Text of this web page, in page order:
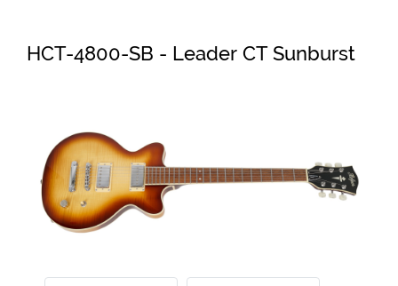
HCT-4800-SB - Leader CT Sunburst